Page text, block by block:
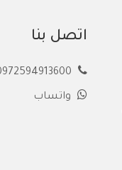
اتصل بنا
واتساب